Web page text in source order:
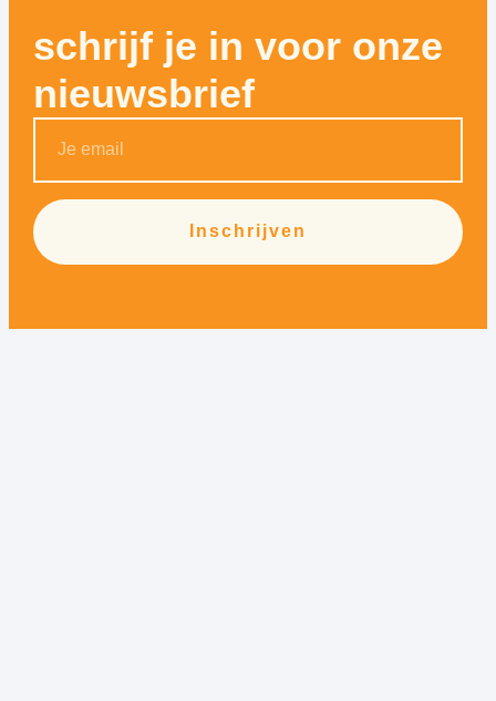
schrijf je in voor onze
nieuwsbrief
Inschrijven